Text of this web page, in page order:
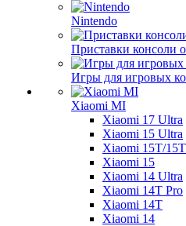
Nintendo
Приставки консоли
Игры для игровых
Xiaomi MI
Xiaomi 17 Ultra
Xiaomi 15 Ultra
Xiaomi 15T/
Xiaomi 15
Xiaomi 14 Ultra
Xiaomi 14T Pro
Xiaomi 14T
Xiaomi 14